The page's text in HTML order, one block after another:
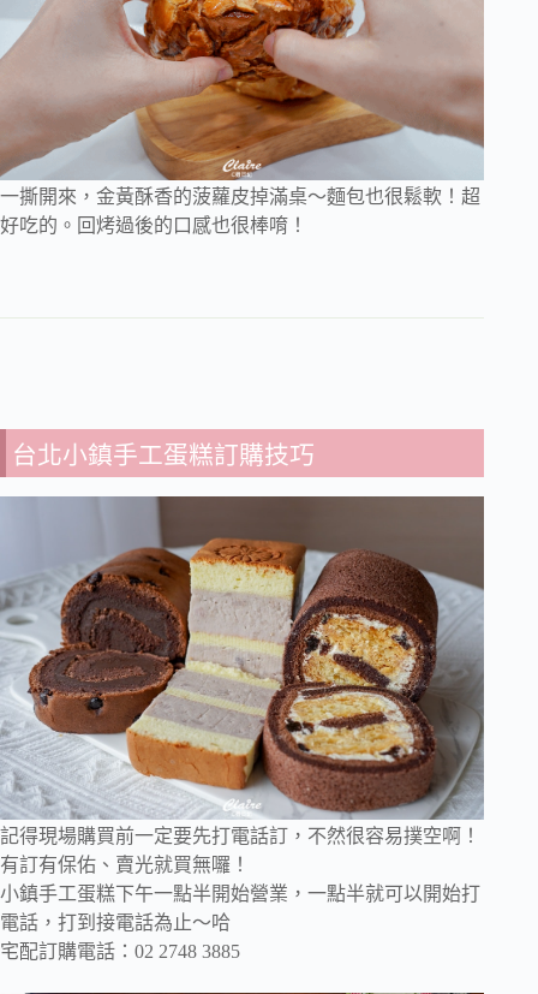
一撕開來，金黃酥香的菠蘿皮掉滿桌～麵包也很鬆軟！超
好吃的。回烤過後的口感也很棒唷！
台北小鎮手工蛋糕訂購技巧
記得現場購買前一定要先打電話訂，不然很容易撲空啊！
有訂有保佑、賣光就買無囉！
小鎮手工蛋糕下午一點半開始營業，一點半就可以開始打
電話，打到接電話為止～哈
宅配訂購電話：02 2748 3885